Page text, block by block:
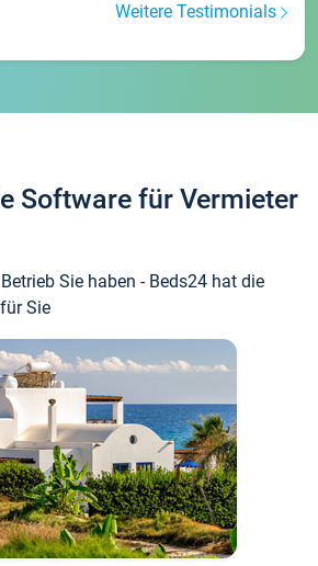
Weitere Testimonials
Software für Vermieter
Sie haben - Beds24 hat die
Sie